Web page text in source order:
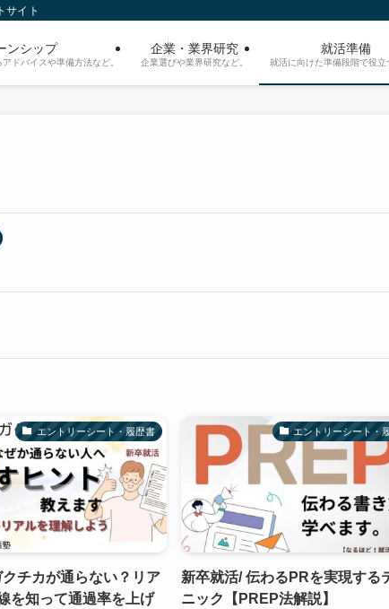
サイト
ンシップ
ドバイスや準備方法など。
企業・業界研究
企業選びや業界研究など。
就活準備
就活に向けた準備段階で役立
エントリーシート・履歴書
チカが通らない？リア
を知って通過率を上げ
エントリーシート・
新卒就活/ 伝わるPRを実現する
ニック【PREP法解説】